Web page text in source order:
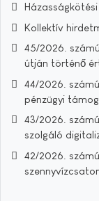
Kollektív
45/2026.
útján történő
44/2026.
pénzügyi
43/2026.
szolgáló
42/2026.